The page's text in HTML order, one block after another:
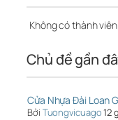
Không có thành
Chủ đề gần
Cửa Nhựa Đài Loan
Bởi Tuongvicuago12